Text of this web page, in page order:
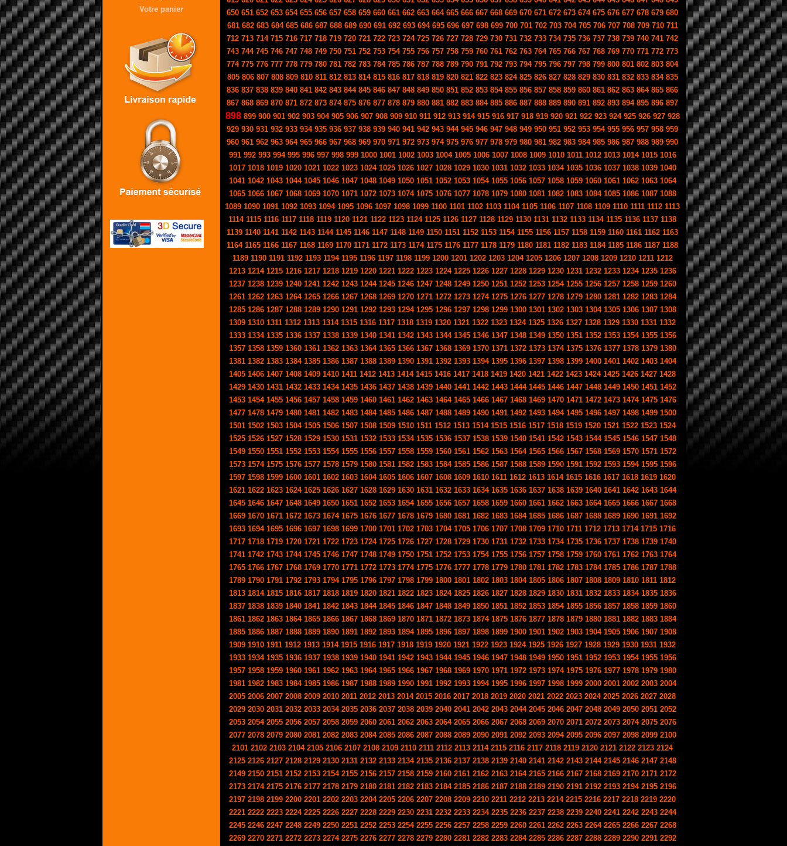
Votre panier
650 651 652 653 654 655 656 657 658 659 660 661 662 663 664 665 666 667 668 669 670 671 672 673 674 675 676 677 678 679 680
681 682 683 684 685 686 687 688 689 690 691 692 693 694 695 696 697 698 699 700 701 702 703 704 705 706 707 708 709 710 711
712 713 714 715 716 717 718 719 720 721 722 723 724 725 726 727 728 729 730 731 732 733 734 735 736 737 738 739 740 741 742
743 744 745 746 747 748 749 750 751 752 753 754 755 756 757 758 759 760 761 762 763 764 765 766 767 768 769 770 771 772 773
774 775 776 777 778 779 780 781 782 783 784 785 786 787 788 789 790 791 792 793 794 795 796 797 798 799 800 801 802 803 804
805 806 807 808 809 810 811 812 813 814 815 816 817 818 819 820 821 822 823 824 825 826 827 828 829 830 831 832 833 834 835
836 837 838 839 840 841 842 843 844 845 846 847 848 849 850 851 852 853 854 855 856 857 858 859 860 861 862 863 864 865 866
867 868 869 870 871 872 873 874 875 876 877 878 879 880 881 882 883 884 885 886 887 888 889 890 891 892 893 894 895 896 897
898 899 900 901 902 903 904 905 906 907 908 909 910 911 912 913 914 915 916 917 918 919 920 921 922 923 924 925 926 927 928
929 930 931 932 933 934 935 936 937 938 939 940 941 942 943 944 945 946 947 948 949 950 951 952 953 954 955 956 957 958 959
960 961 962 963 964 965 966 967 968 969 970 971 972 973 974 975 976 977 978 979 980 981 982 983 984 985 986 987 988 989 990
991 992 993 994 995 996 997 998 999 1000 1001 1002 1003 1004 1005 1006 1007 1008 1009 1010 1011 1012 1013 1014 1015 1016
1017 1018 1019 1020 1021 1022 1023 1024 1025 1026 1027 1028 1029 1030 1031 1032 1033 1034 1035 1036 1037 1038 1039 1040
1041 1042 1043 1044 1045 1046 1047 1048 1049 1050 1051 1052 1053 1054 1055 1056 1057 1058 1059 1060 1061 1062 1063 1064
1065 1066 1067 1068 1069 1070 1071 1072 1073 1074 1075 1076 1077 1078 1079 1080 1081 1082 1083 1084 1085 1086 1087 1088
1089 1090 1091 1092 1093 1094 1095 1096 1097 1098 1099 1100 1101 1102 1103 1104 1105 1106 1107 1108 1109 1110 1111 1112 1113
1114 1115 1116 1117 1118 1119 1120 1121 1122 1123 1124 1125 1126 1127 1128 1129 1130 1131 1132 1133 1134 1135 1136 1137 1138
1139 1140 1141 1142 1143 1144 1145 1146 1147 1148 1149 1150 1151 1152 1153 1154 1155 1156 1157 1158 1159 1160 1161 1162 1163
1164 1165 1166 1167 1168 1169 1170 1171 1172 1173 1174 1175 1176 1177 1178 1179 1180 1181 1182 1183 1184 1185 1186 1187 1188
1189 1190 1191 1192 1193 1194 1195 1196 1197 1198 1199 1200 1201 1202 1203 1204 1205 1206 1207 1208 1209 1210 1211 1212
1213 1214 1215 1216 1217 1218 1219 1220 1221 1222 1223 1224 1225 1226 1227 1228 1229 1230 1231 1232 1233 1234 1235 1236
1237 1238 1239 1240 1241 1242 1243 1244 1245 1246 1247 1248 1249 1250 1251 1252 1253 1254 1255 1256 1257 1258 1259 1260
1261 1262 1263 1264 1265 1266 1267 1268 1269 1270 1271 1272 1273 1274 1275 1276 1277 1278 1279 1280 1281 1282 1283 1284
1285 1286 1287 1288 1289 1290 1291 1292 1293 1294 1295 1296 1297 1298 1299 1300 1301 1302 1303 1304 1305 1306 1307 1308
1309 1310 1311 1312 1313 1314 1315 1316 1317 1318 1319 1320 1321 1322 1323 1324 1325 1326 1327 1328 1329 1330 1331 1332
1333 1334 1335 1336 1337 1338 1339 1340 1341 1342 1343 1344 1345 1346 1347 1348 1349 1350 1351 1352 1353 1354 1355 1356
1357 1358 1359 1360 1361 1362 1363 1364 1365 1366 1367 1368 1369 1370 1371 1372 1373 1374 1375 1376 1377 1378 1379 1380
1381 1382 1383 1384 1385 1386 1387 1388 1389 1390 1391 1392 1393 1394 1395 1396 1397 1398 1399 1400 1401 1402 1403 1404
1405 1406 1407 1408 1409 1410 1411 1412 1413 1414 1415 1416 1417 1418 1419 1420 1421 1422 1423 1424 1425 1426 1427 1428
1429 1430 1431 1432 1433 1434 1435 1436 1437 1438 1439 1440 1441 1442 1443 1444 1445 1446 1447 1448 1449 1450 1451 1452
1453 1454 1455 1456 1457 1458 1459 1460 1461 1462 1463 1464 1465 1466 1467 1468 1469 1470 1471 1472 1473 1474 1475 1476
1477 1478 1479 1480 1481 1482 1483 1484 1485 1486 1487 1488 1489 1490 1491 1492 1493 1494 1495 1496 1497 1498 1499 1500
1501 1502 1503 1504 1505 1506 1507 1508 1509 1510 1511 1512 1513 1514 1515 1516 1517 1518 1519 1520 1521 1522 1523 1524
1525 1526 1527 1528 1529 1530 1531 1532 1533 1534 1535 1536 1537 1538 1539 1540 1541 1542 1543 1544 1545 1546 1547 1548
1549 1550 1551 1552 1553 1554 1555 1556 1557 1558 1559 1560 1561 1562 1563 1564 1565 1566 1567 1568 1569 1570 1571 1572
1573 1574 1575 1576 1577 1578 1579 1580 1581 1582 1583 1584 1585 1586 1587 1588 1589 1590 1591 1592 1593 1594 1595 1596
1597 1598 1599 1600 1601 1602 1603 1604 1605 1606 1607 1608 1609 1610 1611 1612 1613 1614 1615 1616 1617 1618 1619 1620
1621 1622 1623 1624 1625 1626 1627 1628 1629 1630 1631 1632 1633 1634 1635 1636 1637 1638 1639 1640 1641 1642 1643 1644
1645 1646 1647 1648 1649 1650 1651 1652 1653 1654 1655 1656 1657 1658 1659 1660 1661 1662 1663 1664 1665 1666 1667 1668
1669 1670 1671 1672 1673 1674 1675 1676 1677 1678 1679 1680 1681 1682 1683 1684 1685 1686 1687 1688 1689 1690 1691 1692
1693 1694 1695 1696 1697 1698 1699 1700 1701 1702 1703 1704 1705 1706 1707 1708 1709 1710 1711 1712 1713 1714 1715 1716
1717 1718 1719 1720 1721 1722 1723 1724 1725 1726 1727 1728 1729 1730 1731 1732 1733 1734 1735 1736 1737 1738 1739 1740
1741 1742 1743 1744 1745 1746 1747 1748 1749 1750 1751 1752 1753 1754 1755 1756 1757 1758 1759 1760 1761 1762 1763 1764
1765 1766 1767 1768 1769 1770 1771 1772 1773 1774 1775 1776 1777 1778 1779 1780 1781 1782 1783 1784 1785 1786 1787 1788
1789 1790 1791 1792 1793 1794 1795 1796 1797 1798 1799 1800 1801 1802 1803 1804 1805 1806 1807 1808 1809 1810 1811 1812
1813 1814 1815 1816 1817 1818 1819 1820 1821 1822 1823 1824 1825 1826 1827 1828 1829 1830 1831 1832 1833 1834 1835 1836
1837 1838 1839 1840 1841 1842 1843 1844 1845 1846 1847 1848 1849 1850 1851 1852 1853 1854 1855 1856 1857 1858 1859 1860
1861 1862 1863 1864 1865 1866 1867 1868 1869 1870 1871 1872 1873 1874 1875 1876 1877 1878 1879 1880 1881 1882 1883 1884
1885 1886 1887 1888 1889 1890 1891 1892 1893 1894 1895 1896 1897 1898 1899 1900 1901 1902 1903 1904 1905 1906 1907 1908
1909 1910 1911 1912 1913 1914 1915 1916 1917 1918 1919 1920 1921 1922 1923 1924 1925 1926 1927 1928 1929 1930 1931 1932
1933 1934 1935 1936 1937 1938 1939 1940 1941 1942 1943 1944 1945 1946 1947 1948 1949 1950 1951 1952 1953 1954 1955 1956
1957 1958 1959 1960 1961 1962 1963 1964 1965 1966 1967 1968 1969 1970 1971 1972 1973 1974 1975 1976 1977 1978 1979 1980
1981 1982 1983 1984 1985 1986 1987 1988 1989 1990 1991 1992 1993 1994 1995 1996 1997 1998 1999 2000 2001 2002 2003 2004
2005 2006 2007 2008 2009 2010 2011 2012 2013 2014 2015 2016 2017 2018 2019 2020 2021 2022 2023 2024 2025 2026 2027 2028
2029 2030 2031 2032 2033 2034 2035 2036 2037 2038 2039 2040 2041 2042 2043 2044 2045 2046 2047 2048 2049 2050 2051 2052
2053 2054 2055 2056 2057 2058 2059 2060 2061 2062 2063 2064 2065 2066 2067 2068 2069 2070 2071 2072 2073 2074 2075 2076
2077 2078 2079 2080 2081 2082 2083 2084 2085 2086 2087 2088 2089 2090 2091 2092 2093 2094 2095 2096 2097 2098 2099 2100
2101 2102 2103 2104 2105 2106 2107 2108 2109 2110 2111 2112 2113 2114 2115 2116 2117 2118 2119 2120 2121 2122 2123 2124
2125 2126 2127 2128 2129 2130 2131 2132 2133 2134 2135 2136 2137 2138 2139 2140 2141 2142 2143 2144 2145 2146 2147 2148
2149 2150 2151 2152 2153 2154 2155 2156 2157 2158 2159 2160 2161 2162 2163 2164 2165 2166 2167 2168 2169 2170 2171 2172
2173 2174 2175 2176 2177 2178 2179 2180 2181 2182 2183 2184 2185 2186 2187 2188 2189 2190 2191 2192 2193 2194 2195 2196
2197 2198 2199 2200 2201 2202 2203 2204 2205 2206 2207 2208 2209 2210 2211 2212 2213 2214 2215 2216 2217 2218 2219 2220
2221 2222 2223 2224 2225 2226 2227 2228 2229 2230 2231 2232 2233 2234 2235 2236 2237 2238 2239 2240 2241 2242 2243 2244
2245 2246 2247 2248 2249 2250 2251 2252 2253 2254 2255 2256 2257 2258 2259 2260 2261 2262 2263 2264 2265 2266 2267 2268
2269 2270 2271 2272 2273 2274 2275 2276 2277 2278 2279 2280 2281 2282 2283 2284 2285 2286 2287 2288 2289 2290 2291 2292